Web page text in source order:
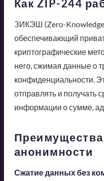
Как ZIP-244
ЗИКЭШ (Zero-Knowledge
обеспечивающий
криптографические
него, сжимая данные о
конфиденциальности.
отправлять и получать
информации о сумме,
анонимности
Сжатие данных без